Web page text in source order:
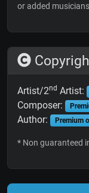
or added
Artist/2nd Artist:
Composer:
Author: Premium
* Non guaranteed